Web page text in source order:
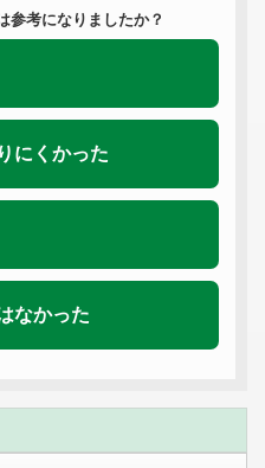
参考になりましたか？
にくかった
なかった